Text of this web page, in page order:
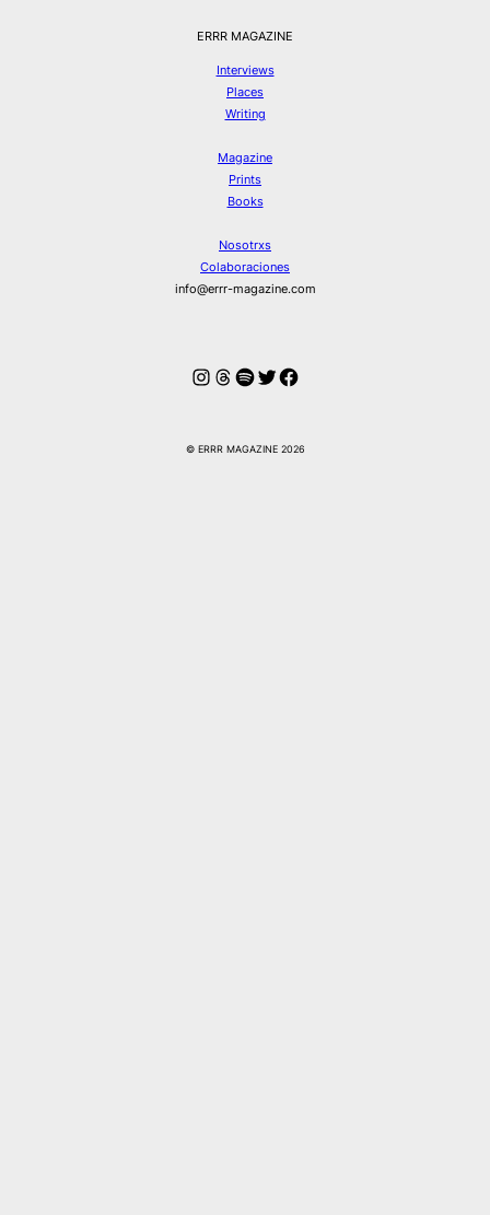
ERRR MAGAZINE
Interviews
Places
Writing
Magazine
Prints
Books
Nosotrxs
Colaboraciones
info@errr-magazine.com
Instagram
Hilos
Spotify
Twitter
Facebook
© ERRR MAGAZINE 2026